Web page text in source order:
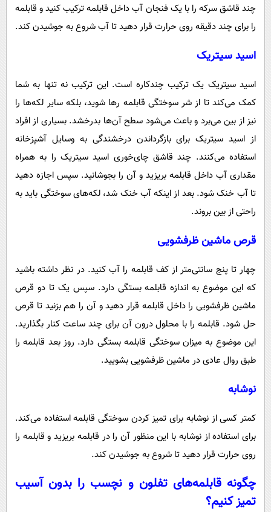
چند قاشق سرکه را با یک فنجان آب داخل قابلمه ترکیب کنید و قابلمه
را برای چند دقیقه روی حرارت قرار دهید تا آب شروع به جوشیدن کند.
اسید سیتریک
اسید سیتریک یک ترکیب چندکاره است. این ترکیب نه تنها به شما
کمک می‌کند تا از شر سوختگی قابلمه رها شوید، بلکه سایر لکه‌ها را
نیز از بین می‌برد و باعث می‌شود سطح آن‌ها بدرخشد. بسیاری از افراد
از اسید سیتریک برای بازگرداندن درخشندگی به وسایل آشپزخانه
استفاده می‌کنند. چند قاشق چای‌خوری اسید سیتریک را به همراه
مقداری آب داخل قابلمه بریزید و آن را بجوشانید. سپس اجازه دهید
تا آب خنک شود. بعد از اینکه آب خنک شد، لکه‌های سوختگی باید به
راحتی از بین بروند.
قرص ماشین‌ ظرفشویی
چهار تا پنج سانتی‌متر از کف قابلمه را آب کنید. در نظر داشته باشید
که این موضوع به اندازه‌ قابلمه بستگی دارد. سپس یک تا دو قرص
ماشین ظرفشویی را داخل قابلمه قرار دهید و آن را هم بزنید تا قرص
حل شود. قابلمه را با محلول درون آن برای چند ساعت کنار بگذارید.
این موضوع به میزان سوختگی قابلمه بستگی دارد. روز بعد قابلمه را
طبق روال عادی در ماشین ظرفشویی بشویید.
نوشابه
کمتر کسی از نوشابه برای تمیز کردن سوختگی قابلمه استفاده می‌کند.
برای استفاده از نوشابه با این منظور آن را در قابلمه بریزید و قابلمه را
روی حرارت قرار دهید تا شروع به جوشیدن کند.
چگونه قابلمه‌های تفلون و نچسب را بدون آسیب
تمیز کنیم؟